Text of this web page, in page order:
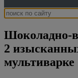
Шоколадно-
2
мультиварке